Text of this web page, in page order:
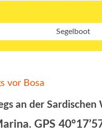
vor Bosa
an der Sardischen
GPS